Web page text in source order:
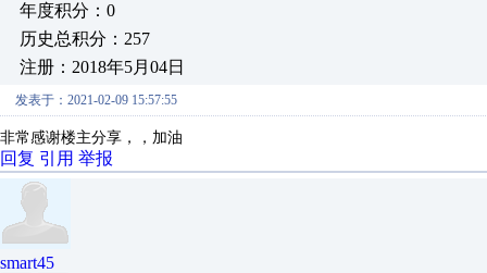
年度积分：0
历史总积分：257
注册：2018年5月04日
发表于：2021-02-09 15:57:55
非常感谢楼主分享，，加油
回复 引用 举报
smart45